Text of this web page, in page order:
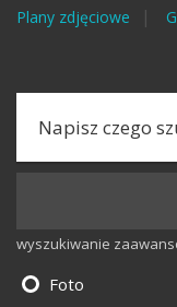
Plany zdjęciowe
wyszukiwanie
Foto